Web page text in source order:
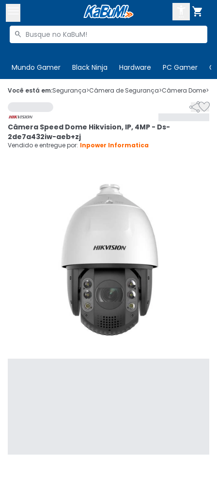

Buscar produtos

Mundo Gamer Black Ninja Hardware PC Gamer
 Olá. Acesse sua conta
 Departamentos
Cupons
CADASTRE-SE
Você está em:Segurança>Câmera de Segurança>Câmera Dome>

Câmera Speed Dome Hikvision, IP, 4MP - Ds-
2de7a432iw-aeb+zj
Vendido e entregue por: Inpower Informatica